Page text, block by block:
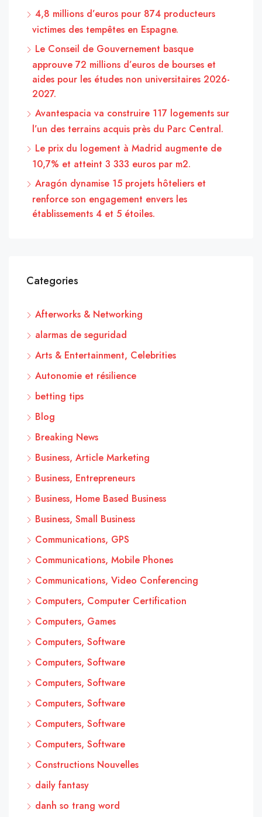
4,8 millions d’euros pour 874 producteurs
victimes des tempêtes en Espagne.
Le Conseil de Gouvernement basque
approuve 72 millions d’euros de bourses et
aides pour les études non universitaires 2026-
2027.
Avantespacia va construire 117 logements sur
l’un des terrains acquis près du Parc Central.
Le prix du logement à Madrid augmente de
10,7% et atteint 3 333 euros par m2.
Aragón dynamise 15 projets hôteliers et
renforce son engagement envers les
établissements 4 et 5 étoiles.
Categories
Afterworks & Networking
alarmas de seguridad
Arts & Entertainment, Celebrities
Autonomie et résilience
betting tips
Blog
Breaking News
Business, Article Marketing
Business, Entrepreneurs
Business, Home Based Business
Business, Small Business
Communications, GPS
Communications, Mobile Phones
Communications, Video Conferencing
Computers, Computer Certification
Computers, Games
Computers, Software
Computers, Software
Computers, Software
Computers, Software
Computers, Software
Computers, Software
Constructions Nouvelles
daily fantasy
danh so trang word